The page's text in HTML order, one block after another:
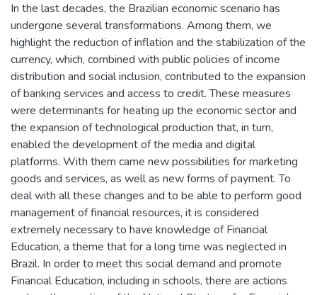
In the last decades, the Brazilian economic scenario has
undergone several transformations. Among them, we
highlight the reduction of inflation and the stabilization of the
currency, which, combined with public policies of income
distribution and social inclusion, contributed to the expansion
of banking services and access to credit. These measures
were determinants for heating up the economic sector and
the expansion of technological production that, in turn,
enabled the development of the media and digital
platforms. With them came new possibilities for marketing
goods and services, as well as new forms of payment. To
deal with all these changes and to be able to perform good
management of financial resources, it is considered
extremely necessary to have knowledge of Financial
Education, a theme that for a long time was neglected in
Brazil. In order to meet this social demand and promote
Financial Education, including in schools, there are actions